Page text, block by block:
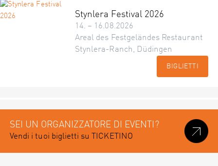
Stynlera Festival 2026
14. – 16.08.2026
Areal des Festgeländes Restaurant
Stynlera-Ranch, Düdingen
BIGLIETTI
SEI UN ORGANIZZATORE DI EVENTI?
Vendi i tuoi biglietti su TICKETINO